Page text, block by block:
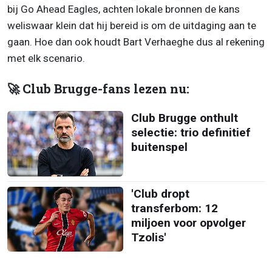
bij Go Ahead Eagles, achten lokale bronnen de kans
weliswaar klein dat hij bereid is om de uitdaging aan te
gaan. Hoe dan ook houdt Bart Verhaeghe dus al rekening
met elk scenario.
🚀 Club Brugge-fans lezen nu:
Club Brugge onthult
selectie: trio definitief
buitenspel
'Club dropt
transferbom: 12
miljoen voor opvolger
Tzolis'